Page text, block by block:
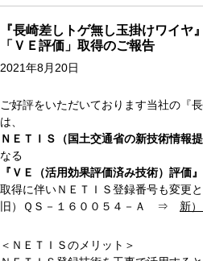
『長崎差しトゲ無し玉掛けワイヤ
「ＶＥ評価」取得のご報告
2021年8月20日
ご好評をいただいております当社の『
は、
ＮＥＴＩＳ（国土交通省の新技術情報提
なる
『ＶＥ（活用効果評価済み技術）評価』
取得に伴いＮＥＴＩＳ登録番号も変更と
旧）ＱＳ－１６００５４－Ａ ⇒ 新
＜ＮＥＴＩＳのメリット＞